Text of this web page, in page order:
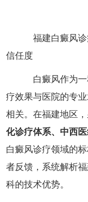
福建白癜风诊
信任度
白癜风作为一
疗效果与医院的专
相关。在福建地区
化诊疗体系、中西
白癜风诊疗领域的
者反馈，系统解析
科的技术优势。